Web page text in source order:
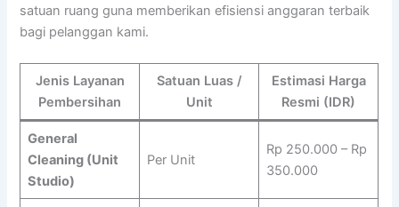
satuan ruang guna memberikan efisiensi anggaran terbaik
bagi pelanggan kami.
Jenis Layanan
Pembersihan
Satuan Luas /
Unit
Estimasi Harga
Resmi (IDR)
General
Cleaning (Unit
Studio)
Per Unit
Rp 250.000 – Rp
350.000